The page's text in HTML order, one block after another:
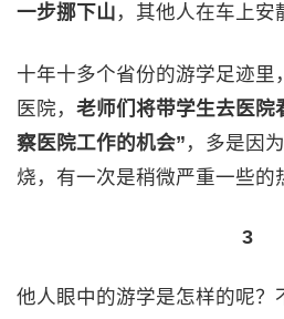
一步挪下山 ，其他人在车上安
十年十多个省份的游学足迹里
医院， 老师们将带学生去医院
察医院工作的机会” ，多是因
烧，有一次是稍微严重一些
3
他人眼中的游学是怎样的呢？